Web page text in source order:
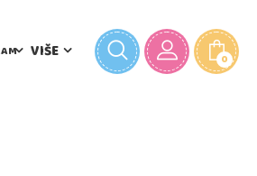
VIŠE 0